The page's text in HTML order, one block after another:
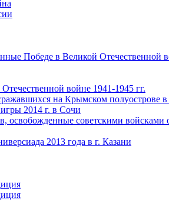
Победе в Великой Отечественной
войне 1941-1945 гг.
на Крымском полуострове
2014 г. в Сочи
освобожденные советскими войсками
2013 года в г. Казани